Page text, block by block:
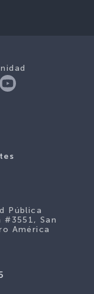
Pública
#3551, San
América